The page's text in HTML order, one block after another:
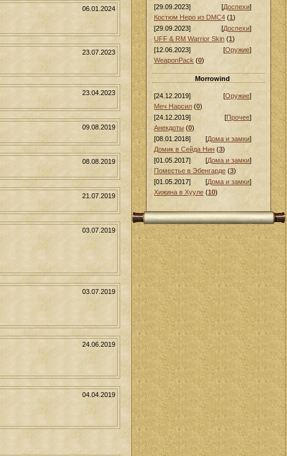
06.01.2024
23.07.2023
23.04.2023
09.08.2019
08.08.2019
21.07.2019
03.07.2019
03.07.2019
24.06.2019
04.04.2019
[29.09.2023]
[Доспехи]
Костюм Неро из DMC4 (1)
[29.09.2023]
[Доспехи]
UFF & RM Warrior Skin (1)
[12.06.2023]
[Оружие]
WeaponPack (0)
Morrowind
[24.12.2019] [Оружие]
Меч Нарсил (0)
[24.12.2019]
[Прочее]
Анекдоты (0)
[08.01.2018]
[Дома и замки]
Домик в Сейда Нин (3)
[01.05.2017]
[Дома и замки]
Поместье в Эбенгарде (3)
[01.05.2017]
[Дома и замки]
Хижина в Хууле (10)